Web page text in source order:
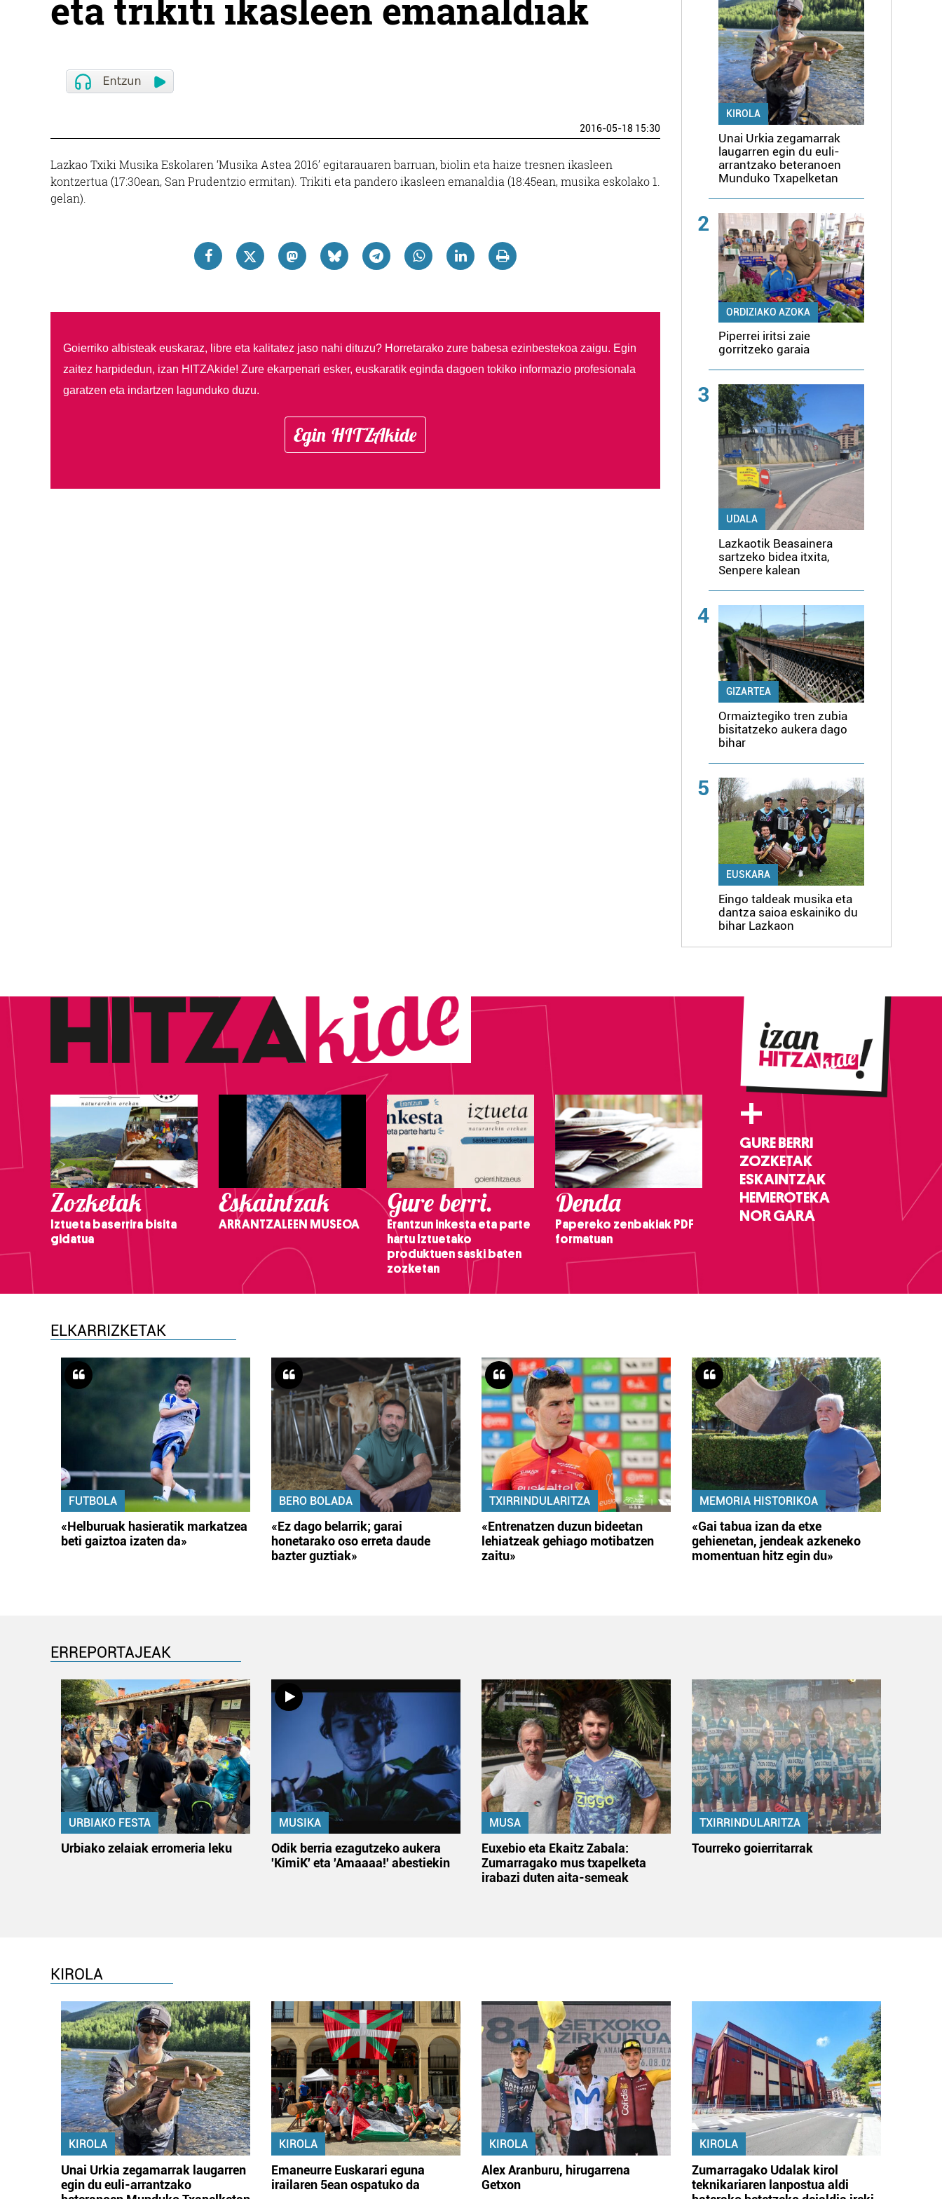
eta trikiti ikasleen emanaldiak
2016-05-18 15:30
Lazkao Txiki Musika Eskolaren ‘Musika Astea 2016’ egitarauaren barruan, biolin eta haize tresnen ikasleen
kontzertua (17:30ean, San Prudentzio ermitan). Trikiti eta pandero ikasleen emanaldia (18:45ean, musika eskolako 1.
gelan).
Goierriko albisteak euskaraz, libre eta kalitatez jaso nahi dituzu? Horretarako zure babesa ezinbestekoa zaigu. Egin
zaitez harpidedun, izan HITZAkide! Zure ekarpenari esker, euskaratik eginda dagoen tokiko informazio profesionala
garatzen eta indartzen lagunduko duzu.
Egin HITZAkide
KIROLA
Unai Urkia zegamarrak
laugarren egin du euli-
arrantzako beteranoen
Munduko Txapelketan
2
ORDIZIAKO AZOKA
Piperrei iritsi zaie
gorritzeko garaia
3
UDALA
Lazkaotik Beasainera
sartzeko bidea itxita,
Senpere kalean
4
GIZARTEA
Ormaiztegiko tren zubia
bisitatzeko aukera dago
bihar
5
EUSKARA
Eingo taldeak musika eta
dantza saioa eskainiko du
bihar Lazkaon
Zozketak
Iztueta baserrira bisita
gidatua
Eskaintzak
ARRANTZALEEN MUSEOA
Gure berri.
Erantzun inkesta eta parte
hartu Iztuetako
produktuen saski baten
zozketan
Denda
Papereko zenbakiak PDF
formatuan
+
GURE BERRI
ZOZKETAK
ESKAINTZAK
HEMEROTEKA
NOR GARA
ELKARRIZKETAK
FUTBOLA
«Helburuak hasieratik markatzea
beti gaiztoa izaten da»
BERO BOLADA
«Ez dago belarrik; garai
honetarako oso erreta daude
bazter guztiak»
TXIRRINDULARITZA
«Entrenatzen duzun bideetan
lehiatzeak gehiago motibatzen
zaitu»
MEMORIA HISTORIKOA
«Gai tabua izan da etxe
gehienetan, jendeak azkeneko
momentuan hitz egin du»
ERREPORTAJEAK
URBIAKO FESTA
Urbiako zelaiak erromeria leku
MUSIKA
Odik berria ezagutzeko aukera
'KimiK' eta 'Amaaaa!' abestiekin
MUSA
Euxebio eta Ekaitz Zabala:
Zumarragako mus txapelketa
irabazi duten aita-semeak
TXIRRINDULARITZA
Tourreko goierritarrak
KIROLA
KIROLA
Unai Urkia zegamarrak laugarren
egin du euli-arrantzako
KIROLA
Emaneurre Euskarari eguna
irailaren 5ean ospatuko da
KIROLA
Alex Aranburu, hirugarrena
Getxon
KIROLA
Zumarragako Udalak kirol
teknikariaren lanpostua aldi